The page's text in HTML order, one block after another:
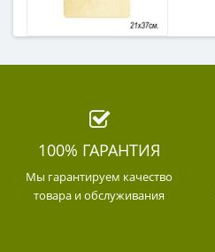
100% ГАРАНТИЯ
Мы гарантируем качество
товара и обслуживания